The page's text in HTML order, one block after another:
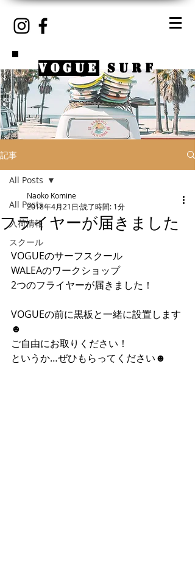
VOGUE SURF
記事
All Posts
入荷情報
スクール
All Posts
フライヤーが届きました
Naoko Komine
2018年4月21日 読了時間: 1分
VOGUEのサーフスクール
WALEAのワークショップ
2つのフライヤーが届きました！
VOGUEの前に黒板と一緒に設置します
☻
ご自由にお取りください！
というか…ぜひもらってください☻